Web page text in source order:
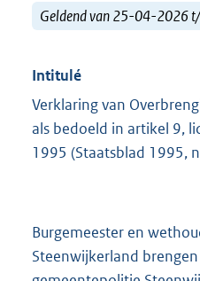
Geldend van 25-04-2026
Intitulé
Verklaring van
als bedoeld in artikel 9,
1995 (Staatsblad 1995,
Burgemeester en
Steenwijkerland